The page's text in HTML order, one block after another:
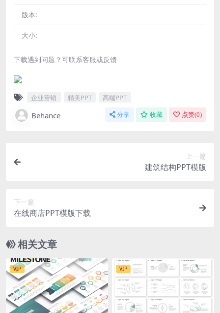
版本:
大小:
下载遇到问题？可联系客服或反馈
企业营销 精美PPT 高端PPT
Behance 分享 收藏 点赞(0)
上一篇
建筑结构PPT模版
下一篇
在线商店PPT模版下载
相关文章
VIP VIP